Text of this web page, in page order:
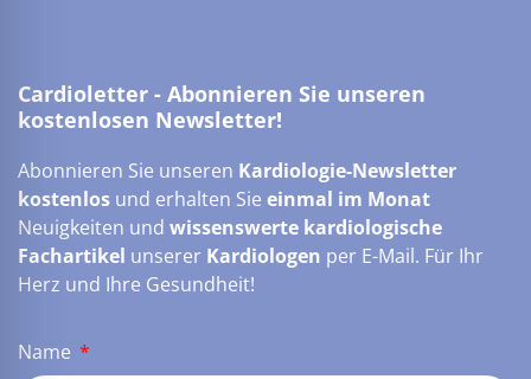
Cardioletter - Abonnieren Sie unseren
kostenlosen Newsletter!
Abonnieren Sie unseren Kardiologie-Newsletter
kostenlos und erhalten Sie einmal im Monat
Neuigkeiten und wissenswerte kardiologische
Fachartikel unserer Kardiologen per E-Mail. Für Ihr
Herz und Ihre Gesundheit!
Name